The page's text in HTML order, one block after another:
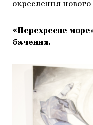
окреслення нового
«Перехресне
бачення.